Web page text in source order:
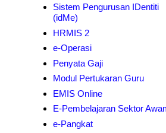
Sistem Pengurusan IDentiti
(idMe)
HRMIS 2
e-Operasi
Penyata Gaji
Modul Pertukaran Guru
EMIS Online
E-Pembelajaran Sektor
e-Pangkat